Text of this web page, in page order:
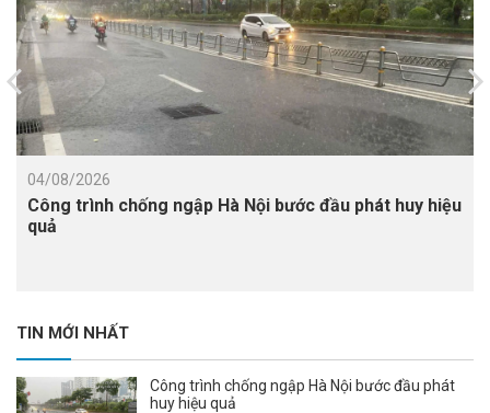
04/08/2026
Công trình chống ngập Hà Nội bước đầu phát huy hiệu
quả
TIN MỚI NHẤT
Công trình chống ngập Hà Nội bước đầu phát
huy hiệu quả